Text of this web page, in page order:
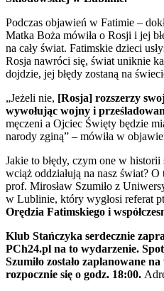
Podczas objawień w Fatimie –
Matka Boża mówiła o Rosji i jej
na cały świat. Fatimskie dzieci
Rosja nawróci się, świat uniknie
dojdzie, jej błędy zostaną na
„Jeżeli nie, [Rosja] rozszerzy
wywołując wojny i
męczeni a Ojciec Święty będzie
narody zginą” – mówiła w
Jakie to błędy, czym one w
wciąż oddziałują na nasz świat?
prof. Mirosław Szumiło z
w Lublinie, który wygłosi referat pt
Orędzia Fatimskiego i
Klub Stańczyka serdecznie
PCh24.pl na to wydarzenie.
Szumiło zostało zaplanowane
rozpocznie się o godz. 18:00.